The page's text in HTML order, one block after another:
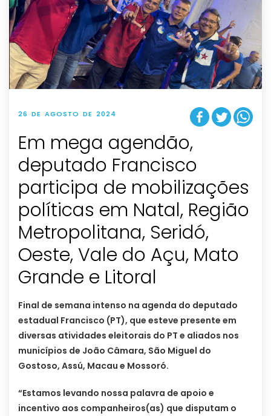
26 DE AGOSTO DE 2024
Em mega agendão,
deputado Francisco
participa de mobilizações
políticas em Natal, Região
Metropolitana, Seridó,
Oeste, Vale do Açu, Mato
Grande e Litoral
Final de semana intenso na agenda do deputado
estadual Francisco (PT), que esteve presente em
diversas atividades eleitorais do PT e aliados nos
municípios de João Câmara, São Miguel do
Gostoso, Assú, Macau e Mossoró.
“Estamos levando nossa palavra de apoio e
incentivo aos companheiros(as) que disputam o